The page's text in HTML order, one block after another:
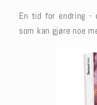
En tid for endring -
som kan gjøre noe